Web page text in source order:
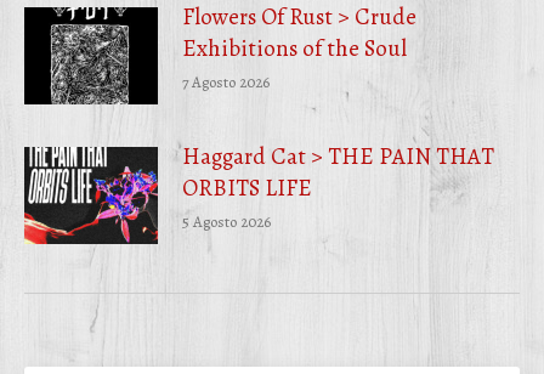
Flowers Of Rust > Crude
Exhibitions of the Soul
7 Agosto 2026
Haggard Cat > THE PAIN THAT
ORBITS LIFE
5 Agosto 2026